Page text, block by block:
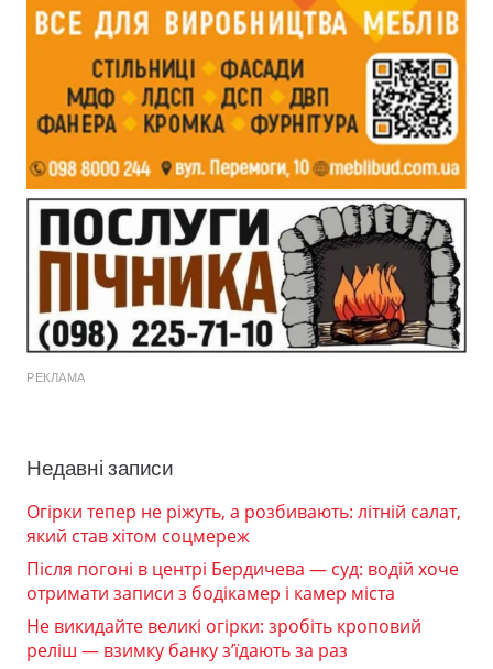
РЕКЛАМА
Недавні записи
Огірки тепер не ріжуть, а розбивають: літній салат,
який став хітом соцмереж
Після погоні в центрі Бердичева — суд: водій хоче
отримати записи з бодікамер і камер міста
Не викидайте великі огірки: зробіть кроповий
реліш — взимку банку з’їдають за раз